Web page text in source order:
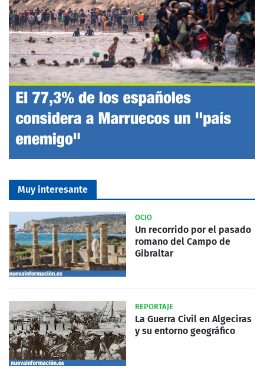
Muy interesante
OCIO
Un recorrido por el pasado
romano del Campo de
Gibraltar
REPORTAJE
La Guerra Civil en Algeciras
y su entorno geográfico